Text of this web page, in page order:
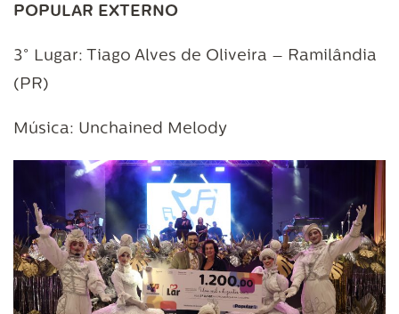
POPULAR EXTERNO
3° Lugar: Tiago Alves de Oliveira – Ramilândia
(PR)
Música: Unchained Melody